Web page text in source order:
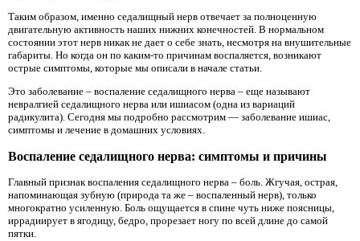
Таким образом, именно седалищный нерв отвечает за полноценную
двигательную активность наших нижних конечностей. В нормальном
состоянии этот нерв никак не дает о себе знать, несмотря на внушительные
габариты. Но когда он по каким-то причинам воспаляется, возникают
острые симптомы, которые мы описали в начале статьи.
Это заболевание – воспаление седалищного нерва – еще называют
невралгией седалищного нерва или ишиасом (одна из вариаций
радикулита). Сегодня мы подробно рассмотрим — заболевание ишиас,
симптомы и лечение в домашних условиях.
Воспаление седалищного нерва: симптомы и причины
Главный признак воспаления седалищного нерва – боль. Жгучая, острая,
напоминающая зубную (природа та же – воспаленный нерв), только
многократно усиленную. Боль ощущается в спине чуть ниже поясницы,
иррадиирует в ягодицу, бедро, прорезает ногу по всей длине до самой
пятки.